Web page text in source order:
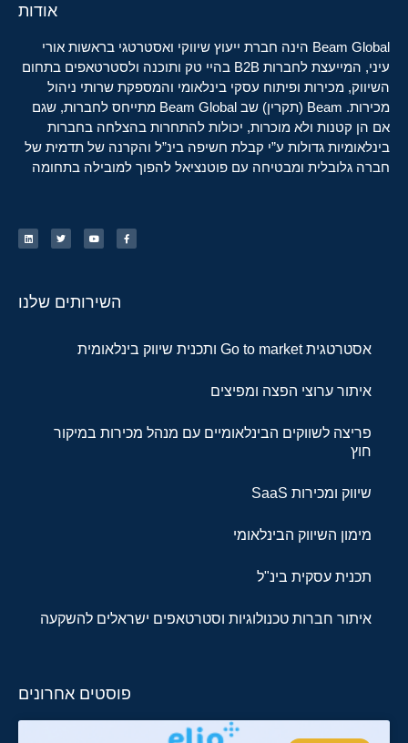
אודות
Beam Global הינה חברת ייעוץ שיווקי ואסטרטגי בראשות אורי
עיני, המייעצת לחברות B2B בהיי טק ותוכנה ולסטרטאפים בתחום
השיווק, מכירות ופיתוח עסקי בינלאומי והמספקת שרותי ניהול
מכירות. Beam (תקרין) שב Beam Global מתייחס לחברות, שגם
אם הן קטנות ולא מוכרות, יכולות להתחרות בהצלחה בחברות
בינלאומיות גדולות ע”י קבלת חשיפה בינ”ל והקרנה של תדמית של
חברה גלובלית ומבטיחה עם פוטנציאל להפוך למובילה בתחומה
השירותים שלנו
אסטרטגית Go to market ותכנית שיווק בינלאומית
איתור ערוצי הפצה ומפיצים
פריצה לשווקים הבינלאומיים עם מנהל מכירות במיקור
חוץ
שיווק ומכירות SaaS
מימון השיווק הבינלאומי
תכנית עסקית בינ"ל
איתור חברות טכנולוגיות וסטרטאפים ישראלים להשקעה
פוסטים אחרונים